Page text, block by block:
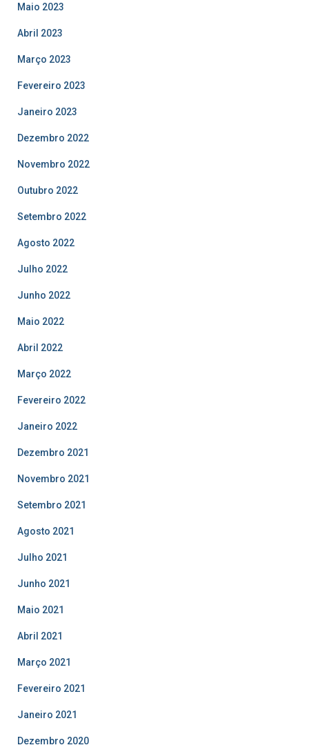
Maio 2023
Abril 2023
Março 2023
Fevereiro 2023
Janeiro 2023
Dezembro 2022
Novembro 2022
Outubro 2022
Setembro 2022
Agosto 2022
Julho 2022
Junho 2022
Maio 2022
Abril 2022
Março 2022
Fevereiro 2022
Janeiro 2022
Dezembro 2021
Novembro 2021
Setembro 2021
Agosto 2021
Julho 2021
Junho 2021
Maio 2021
Abril 2021
Março 2021
Fevereiro 2021
Janeiro 2021
Dezembro 2020